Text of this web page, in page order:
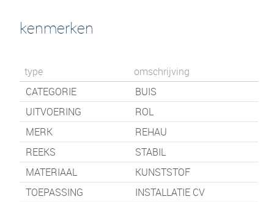
kenmerken
type
omschrijving
CATEGORIE
BUIS
UITVOERING
ROL
MERK
REHAU
REEKS
STABIL
MATERIAAL
KUNSTSTOF
TOEPASSING
INSTALLATIE CV